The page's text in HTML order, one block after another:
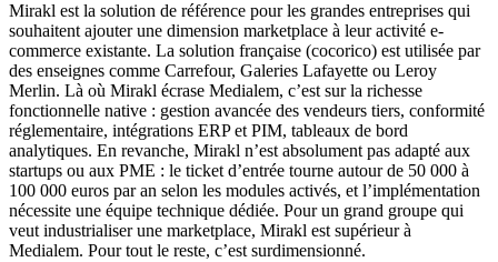
Mirakl est la solution de référence pour les grandes entreprises qui
souhaitent ajouter une dimension marketplace à leur activité e-
commerce existante. La solution française (cocorico) est utilisée par
des enseignes comme Carrefour, Galeries Lafayette ou Leroy
Merlin. Là où Mirakl écrase Medialem, c’est sur la richesse
fonctionnelle native : gestion avancée des vendeurs tiers, conformité
réglementaire, intégrations ERP et PIM, tableaux de bord
analytiques. En revanche, Mirakl n’est absolument pas adapté aux
startups ou aux PME : le ticket d’entrée tourne autour de 50 000 à
100 000 euros par an selon les modules activés, et l’implémentation
nécessite une équipe technique dédiée. Pour un grand groupe qui
veut industrialiser une marketplace, Mirakl est supérieur à
Medialem. Pour tout le reste, c’est surdimensionné.